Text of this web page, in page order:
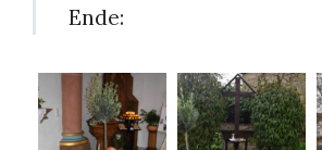
Ende: